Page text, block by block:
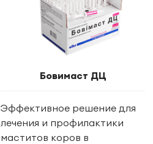
Бовимаст ДЦ
Эффективное решение для
лечения и профилактики
маститов коров в